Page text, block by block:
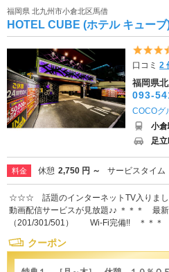
福岡県 北九州市小倉北区馬借
HOTEL CUBE (ホテル キューブ
口コミ2
福岡県
093-
COCOグ
小
足
料金 休憩 2,750 円 ～ サービスタイム
☆☆☆ 話題のインターネットTV入り
動画配信サービスが見放題♪♪ ＊＊＊ 最
（201/301/501） Wi-Fi完備!! ＊＊
クーポン